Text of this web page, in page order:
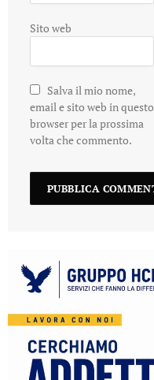
Sito web
Salva il mio nome,
email e sito web in questo
browser per la prossima
volta che commento.